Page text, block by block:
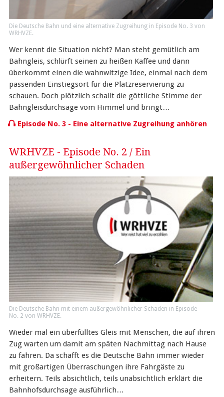
Die Deutsche Bahn und eine alternative Zugreihung in Episode No. 3 von
WRHVZE.
Wer kennt die Situation nicht? Man steht gemütlich am
Bahngleis, schlürft seinen zu heißen Kaffee und dann
überkommt einen die wahnwitzige Idee, einmal nach dem
passenden Einstiegsort für die Platzreservierung zu
schauen. Doch plötzlich schallt die göttliche Stimme der
Bahngleisdurchsage vom Himmel und bringt…
Episode No. 3 - Eine alternative Zugreihung anhören
WRHVZE - Episode No. 2 / Ein
außergewöhnlicher Schaden
Die Deutsche Bahn mit einem außergewöhnlicher Schaden in Episode
No. 2 von WRHVZE.
Wieder mal ein überfülltes Gleis mit Menschen, die auf ihren
Zug warten um damit am späten Nachmittag nach Hause
zu fahren. Da schafft es die Deutsche Bahn immer wieder
mit großartigen Überraschungen ihre Fahrgäste zu
erheitern. Teils absichtlich, teils unabsichtlich erklärt die
Bahnhofsdurchsage ausführlich…